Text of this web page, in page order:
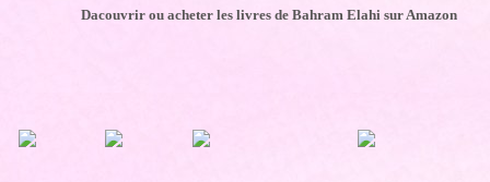
Dacouvrir ou acheter les livres de Bahram Elahi sur Amazon